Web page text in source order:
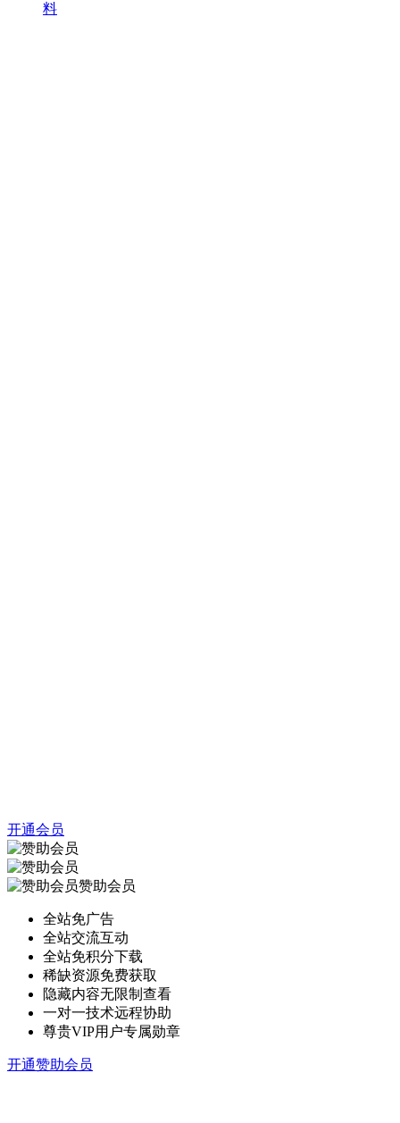
料
开通会员
赞助会员
全站免广告
全站交流互动
全站免积分下载
稀缺资源免费获取
隐藏内容无限制查看
一对一技术远程协助
尊贵VIP用户专属勋章
开通赞助会员